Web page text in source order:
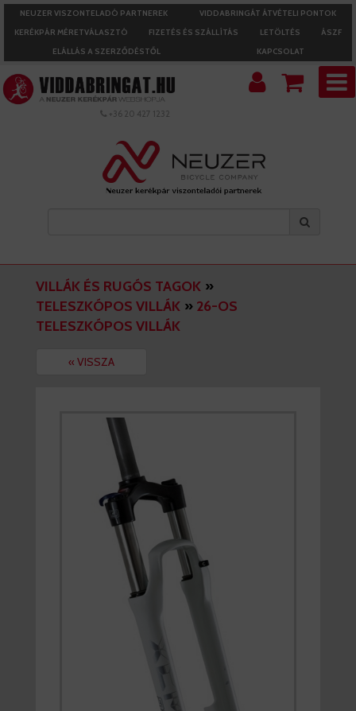
NEUZER VISZONTELADÓ PARTNEREK
VIDDABRINGÁT ÁTVÉTELI PONTOK
KERÉKPÁR MÉRETVÁLASZTÓ
FIZETÉS ÉS SZÁLLÍTÁS LETÖLTÉS
ÁSZF
ELÁLLÁS A SZERZŐDÉSTŐL
KAPCSOLAT
+36 20 427 1232
VILLÁK ÉS RUGÓS TAGOK »
TELESZKÓPOS VILLÁK » 26-OS
TELESZKÓPOS VILLÁK
« VISSZA